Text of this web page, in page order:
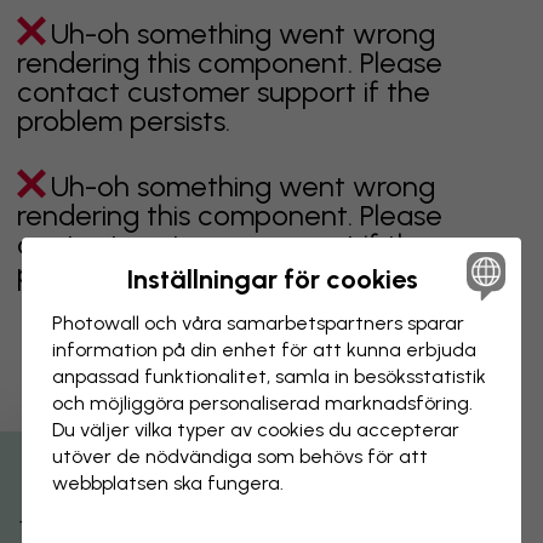
Uh-oh something went wrong
rendering this component. Please
contact customer support if the
problem persists.
Uh-oh something went wrong
rendering this component. Please
contact customer support if the
problem persists.
Visar sidan 1 av 3 sidor
Utforska fler kategorier
Inställningar för cookies
Photowall och våra samarbets­partners sparar
information på din enhet för att kunna erbjuda
anpassad funktionalitet, samla in besöks­statistik
och möjliggöra personaliserad marknads­föring.
Du väljer vilka typer av cookies du accepterar
utöver de nödvändiga som behövs för att
webbplatsen ska fungera.